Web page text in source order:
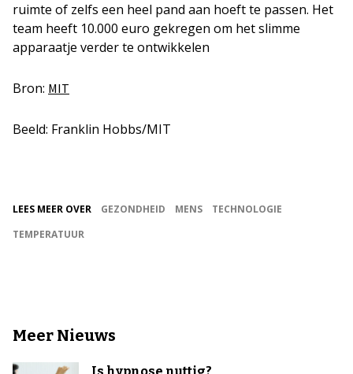
ruimte of zelfs een heel pand aan hoeft te passen. Het
team heeft 10.000 euro gekregen om het slimme
apparaatje verder te ontwikkelen
Bron: MIT
Beeld: Franklin Hobbs/MIT
LEES MEER OVER GEZONDHEID MENS
TECHNOLOGIE
TEMPERATUUR
Meer Nieuws